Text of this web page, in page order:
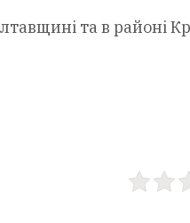
та в районі